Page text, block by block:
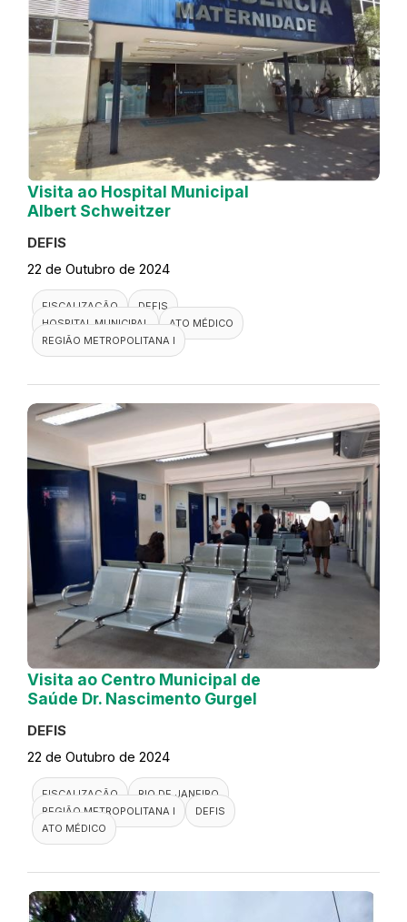
REGIÃO METROPOLITANA
DEFIS
ATO MÉDICO
CLÍNICA DA FAMÍLIA
Albert Schweitzer
DEFIS
22 de Outubro de 2024
FISCALIZAÇÃO
DEFIS
HOSPITAL MUNICIPAL
ATO MÉDICO
REGIÃO METROPOLITANA I
Saúde Dr. Nascimento Gurgel
DEFIS